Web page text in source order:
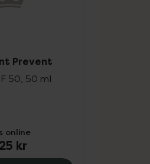
Prevent
50, 50 ml
online
kr